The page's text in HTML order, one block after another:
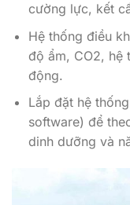
cường lực, kết
Hệ thống điều
độ ẩm, CO2, hệ
động.
Lắp đặt hệ
software) để
dinh dưỡng và